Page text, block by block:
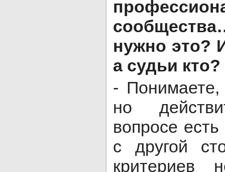
нужно это?
а судьи кто?
- Понимаете,
но
вопросе
с другой
критериев